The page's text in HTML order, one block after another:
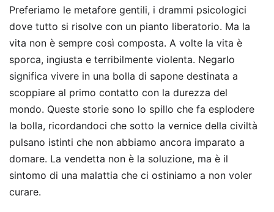
Preferiamo le metafore gentili, i drammi psicologici
dove tutto si risolve con un pianto liberatorio. Ma la
vita non è sempre così composta. A volte la vita è
sporca, ingiusta e terribilmente violenta. Negarlo
significa vivere in una bolla di sapone destinata a
scoppiare al primo contatto con la durezza del
mondo. Queste storie sono lo spillo che fa esplodere
la bolla, ricordandoci che sotto la vernice della civiltà
pulsano istinti che non abbiamo ancora imparato a
domare. La vendetta non è la soluzione, ma è il
sintomo di una malattia che ci ostiniamo a non voler
curare.